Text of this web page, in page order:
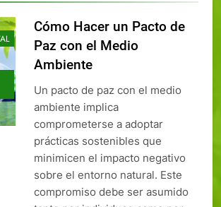
Cómo Hacer un Pacto de
Paz con el Medio
Ambiente
Un pacto de paz con el medio
ambiente implica
comprometerse a adoptar
prácticas sostenibles que
minimicen el impacto negativo
sobre el entorno natural. Este
compromiso debe ser asumido